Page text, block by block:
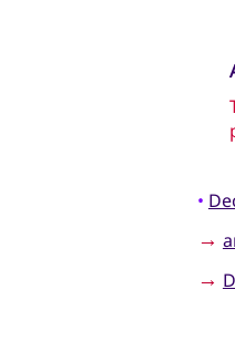
•
→
→